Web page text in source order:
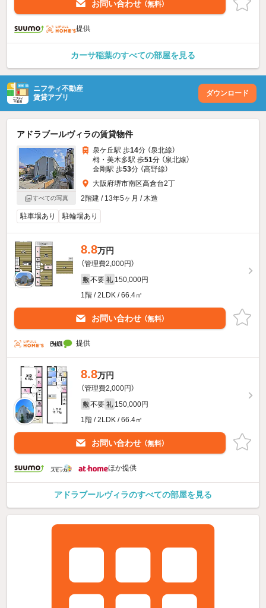
お問い合わせ （無料）
提供
カーサ稲葉のすべての部屋を見る
ニフティ不動産
賃貸アプリ
ダウンロード
アドラブールヴィラの賃貸物件
すべての写真
泉ケ丘駅 歩14分 （泉北線）
栂・美木多駅 歩51分 （泉北線）
金剛駅 歩53分 （高野線）
大阪府堺市南区高倉台2丁
2階建 / 13年5ヶ月 / 木造
駐車場あり 駐輪場あり
8.8万円
（管理費2,000円）
敷 不要 礼 150,000円
1階 / 2LDK / 66.4㎡
お問い合わせ （無料）
提供
8.8万円
（管理費2,000円）
敷 不要 礼 150,000円
1階 / 2LDK / 66.4㎡
お問い合わせ （無料）
ほか提供
アドラブールヴィラのすべての部屋を見る